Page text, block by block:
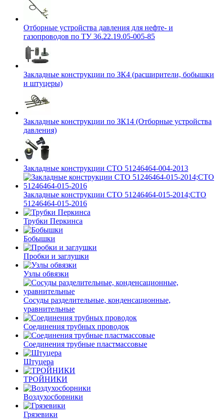
Отборные устройства давления для нефте- и
газопроводов по ТУ 36.22.19.05-005-85
Закладные конструкции по ЗК4 (расширители, бобышки
и штуцеры)
Закладные конструкции по ЗК14 (Отборные устройства
давления)
Закладные конструкции СТО 51246464-004-2013
Закладные конструкции СТО 51246464-015-2014;СТО
51246464-015-2016
Трубки Перкинса
Бобышки
Пробки и заглушки
Узлы обвязки
Сосуды разделительные, конденсационные,
уравнительные
Соединения трубных проводок
Соединения трубные пластмассовые
Штуцера
ТРОЙНИКИ
Воздухосборники
Грязевики